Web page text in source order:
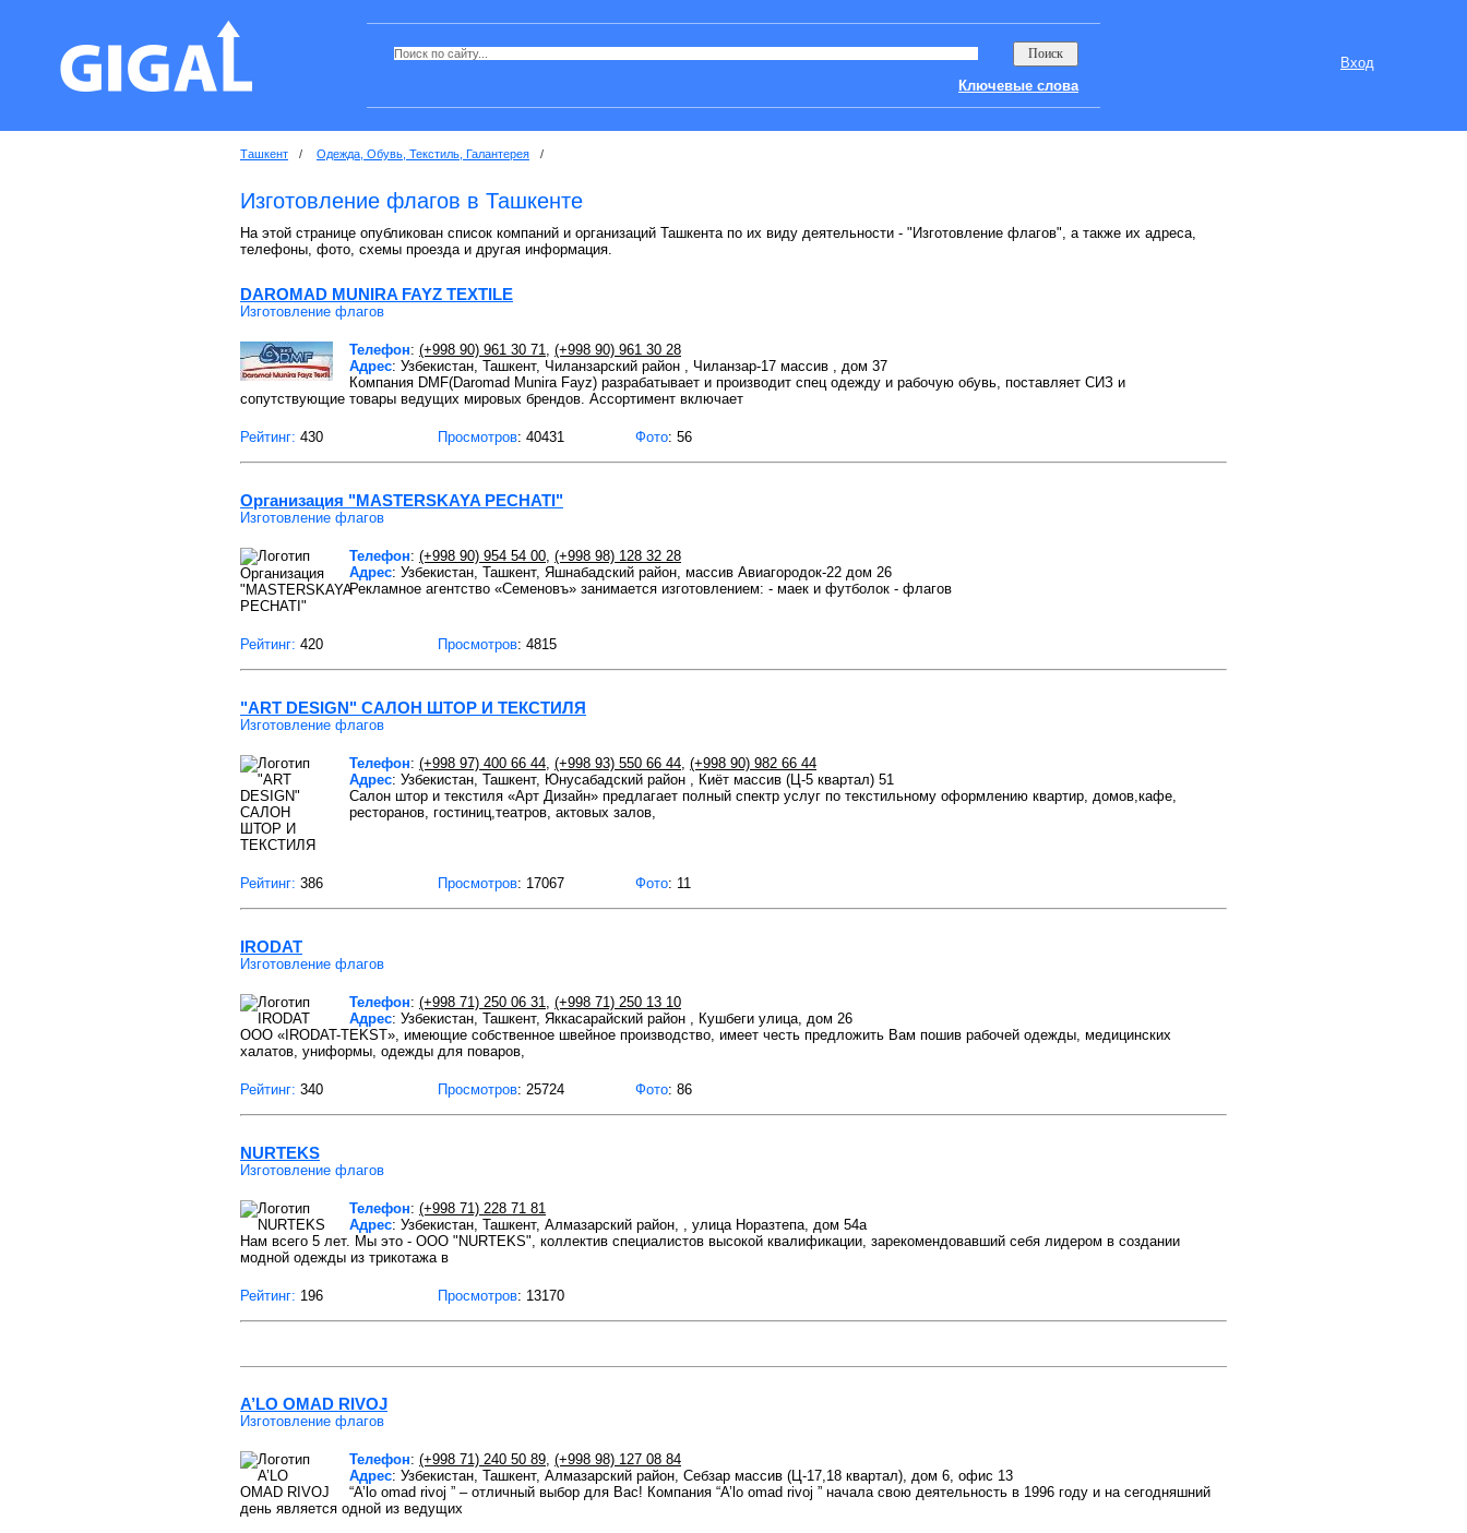
Вход
Ключевые слова
Ташкент / Одежда, Обувь, Текстиль, Галантерея /
Изготовление флагов в Ташкенте
На этой странице опубликован список компаний и организаций Ташкента по их виду деятельности - "Изготовление флагов", а также их адреса,
телефоны, фото, схемы проезда и другая информация.
DAROMAD MUNIRA FAYZ TEXTILE
Изготовление флагов
Телефон: (+998 90) 961 30 71, (+998 90) 961 30 28
Адрес: Узбекистан, Ташкент, Чиланзарский район , Чиланзар-17 массив , дом 37
Компания DMF(Daromad Munira Fayz) разрабатывает и производит спец одежду и рабочую обувь, поставляет СИЗ и
сопутствующие товары ведущих мировых брендов. Ассортимент включает
Рейтинг: 430 Просмотров: 40431 Фото: 56
Организация "MASTERSKAYA PECHATI"
Изготовление флагов
Телефон: (+998 90) 954 54 00, (+998 98) 128 32 28
Адрес: Узбекистан, Ташкент, Яшнабадский район, массив Авиагородок-22 дом 26
Рекламное агентство «Семеновъ» занимается изготовлением: - маек и футболок - флагов
Рейтинг: 420 Просмотров: 4815
"ART DESIGN" САЛОН ШТОР И ТЕКСТИЛЯ
Изготовление флагов
Телефон: (+998 97) 400 66 44, (+998 93) 550 66 44, (+998 90) 982 66 44
Адрес: Узбекистан, Ташкент, Юнусабадский район , Киёт массив (Ц-5 квартал) 51
Салон штор и текстиля «Арт Дизайн» предлагает полный спектр услуг по текстильному оформлению квартир, домов,кафе,
ресторанов, гостиниц,театров, актовых залов,
Рейтинг: 386 Просмотров: 17067 Фото: 11
IRODAT
Изготовление флагов
Телефон: (+998 71) 250 06 31, (+998 71) 250 13 10
Адрес: Узбекистан, Ташкент, Яккасарайский район , Кушбеги улица, дом 26
ООО «IRODAT-TEKST», имеющие собственное швейное производство, имеет честь предложить Вам пошив рабочей одежды, медицинских
халатов, униформы, одежды для поваров,
Рейтинг: 340 Просмотров: 25724 Фото: 86
NURTEKS
Изготовление флагов
Телефон: (+998 71) 228 71 81
Адрес: Узбекистан, Ташкент, Алмазарский район, , улица Норазтепа, дом 54а
Нам всего 5 лет. Мы это - ООО "NURTEKS", коллектив специалистов высокой квалификации, зарекомендовавший себя лидером в создании
модной одежды из трикотажа в
Рейтинг: 196 Просмотров: 13170
A’LO OMAD RIVOJ
Изготовление флагов
Телефон: (+998 71) 240 50 89, (+998 98) 127 08 84
Адрес: Узбекистан, Ташкент, Алмазарский район, Себзар массив (Ц-17,18 квартал), дом 6, офис 13
“A’lo omad rivoj ” – отличный выбор для Вас! Компания “A’lo omad rivoj ” начала свою деятельность в 1996 году и на сегодняшний
день является одной из ведущих